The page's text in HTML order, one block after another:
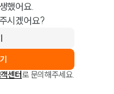
했어요.
시겠어요?
센터로 문의해주세요.